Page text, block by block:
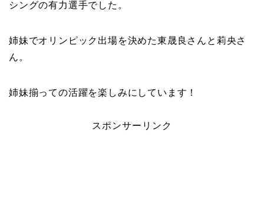
シングの有力選手でした。
姉妹でオリンピック出場を決めた東晟良さんと 莉央さ
ん。
姉妹揃っての活躍を楽しみにしています！
スポンサーリンク